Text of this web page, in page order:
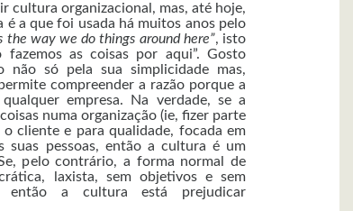
cultura organizacional, mas, até hoje,
é a que foi usada há muitos anos pelo
the way we do things around here”, isto
as coisas por aqui”. Gosto
não só pela sua simplicidade mas,
compreender a razão porque a
empresa. Na verdade, se a
numa organização (ie, fizer parte
cliente e para qualidade, focada em
suas pessoas, então a cultura é um
pelo contrário, a forma normal de
laxista, sem objetivos e sem
então a cultura está prejudicar